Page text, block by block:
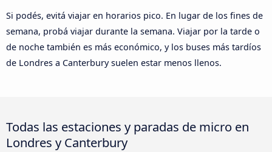
Si podés, evitá viajar en horarios pico. En lugar de los fines de
semana, probá viajar durante la semana. Viajar por la tarde o
de noche también es más económico, y los buses más tardíos
de Londres a Canterbury suelen estar menos llenos.
Todas las estaciones y paradas de micro en
Londres y Canterbury